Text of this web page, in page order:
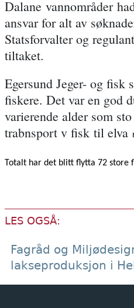
Dalane vannområder
ansvar for alt av
Statsforvalter og
tiltaket.
Egersund Jeger- og fisk
fiskere. Det var en god
varierende alder som
trabnsport v fisk til elva
Totalt har det blitt flytta 72 store
LES OGSÅ:
Fagråd og
lakseproduksjon i